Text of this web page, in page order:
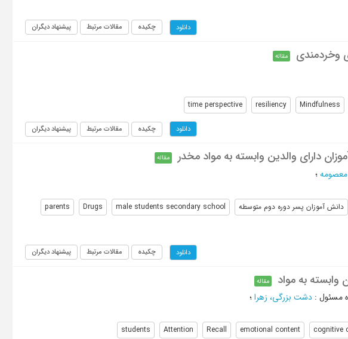
دانلود چکیده مقالات مرتبط پیشنهاد دیگران
وخردمندی مقاله
Mindfulness
resiliency
time perspective
دانلود چکیده مقالات مرتبط پیشنهاد دیگران
دارای والدین وابسته به مواد مخدر مقاله
معصومه؛
دانش آموزان پسر دوره دوم متوسطه male students secondary school
Drugs
parents
دانلود چکیده مقالات مرتبط پیشنهاد دیگران
به مواد مقاله
مسئول : دشت بزرگی، زهرا؛
cognitive
emotional content
Recall
Attention
students